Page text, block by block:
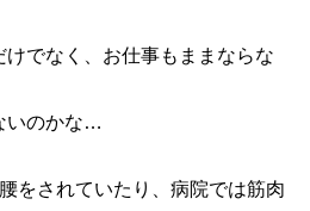
でなく、お仕事もままならな
いのかな…
をされていたり、病院では筋肉